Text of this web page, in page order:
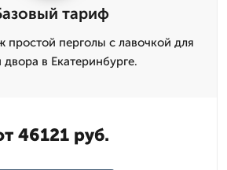
тариф
простой перголы с лавочкой для
двора в Екатеринбурге.
46121 руб.